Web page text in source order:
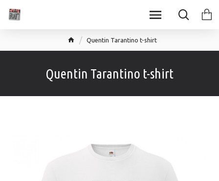
Quentin Tarantino t-shirt
Quentin Tarantino t-shirt